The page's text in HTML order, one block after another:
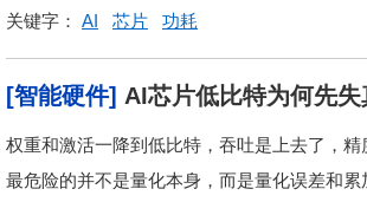
关键字： AI 芯片 功耗
[智能硬件] AI芯片低比特为何先
权重和激活一降到低比特，吞吐是上去了，
最危险的并不是量化本身，而是量化误差和